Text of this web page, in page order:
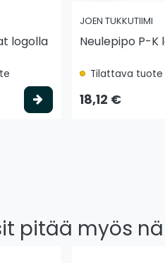
logolla
Valitse vaihtoehto
JOEN TUKKUTIIMI
Neulepipo P-K
Tilattava tuote
18,12 €
pitää myös